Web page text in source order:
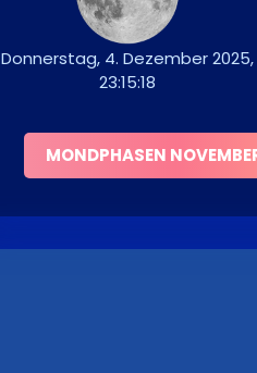
Donnerstag, 4. Dezember 2025,
23:15:18
MONDPHASEN